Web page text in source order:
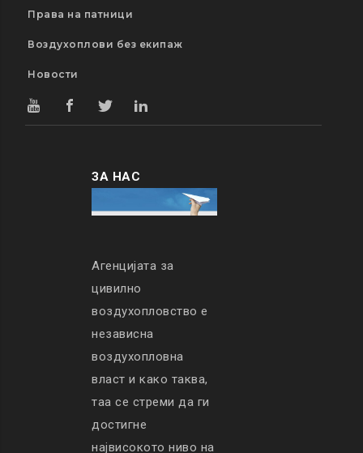
Права на патници
Воздухоплови без екипаж
Новости
ЗА НАС
Агенцијата за
цивилно
воздухопловство е
независна
воздухопловна
власт и како таква,
таа се стреми да ги
достигне
највисокото ниво на